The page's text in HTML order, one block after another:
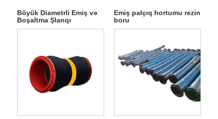
Böyük Diametrli Emiş və
Boşaltma Şlanqı
Emiş palçıq hortumu rezin
boru